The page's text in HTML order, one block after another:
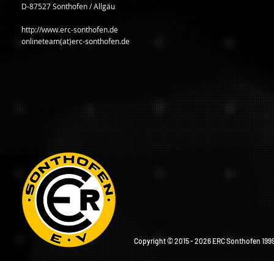
D-87527 Sonthofen / Allgäu
http://www.erc-sonthofen.de
onlineteam(at)erc-sonthofen.de
Copyright © 2015 - 2026 ERC Sonthofen